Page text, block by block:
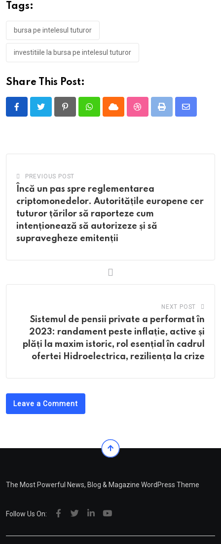
Tags:
bursa pe intelesul tuturor
investitiile la bursa pe intelesul tuturor
Share This Post:
PinterestWhatsappCloud StumbleUpon
Print
Share
PREVIOUS POST
Încă un pas spre reglementarea
criptomonedelor. Autoritățile europene cer
tuturor țărilor să raporteze cum
intenționează să autorizeze și să
supravegheze emitenții
NEXT POST
Sistemul de pensii private a performat în
2023: randament peste inflație, active și
plăți la maxim istoric, rol esențial în cadrul
ofertei Hidroelectrica, reziliența la crize
Leave a Comment
The Most Powerful News, Blog & Magazine WordPress Theme
Follow Us On: